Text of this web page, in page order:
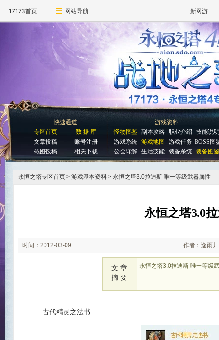
17173首页 网站导航 新网游
快速通道
专区首页
数 据 库
文章投稿
账号注册
截图投稿
相关下载
游戏资料
怪物图鉴
副本攻略 职业介绍
技能说
游戏系统
游戏地图 游戏任务 BOSS图
公会详解
生活技能 装备系统 装备图
永恒之塔专区首页 > 游戏基本资料 > 永恒之塔3.0拉迪斯 唯一等级武器属性
永恒之塔3.0
时间：2012-03-09 作者：逸雨
文 章
摘 要
永恒之塔3.0拉迪斯 唯一等级
古代精灵之法书